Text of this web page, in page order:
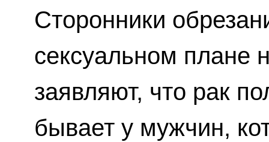
Сторонники
сексуальном плане
заявляют, что рак
бывает у мужчин,